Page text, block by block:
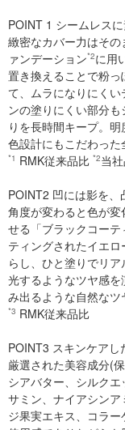
POINT 1 シームレス
緻密なカバー力はそ
ァンデーション*2に用
置き換えることで粉
て、ムラになりにく
ンの塗りにくい部分
りを長時間キープ。
色設計にもこだわった
*1 RMK従来品比 *2当
POINT2 凹には影を、
角度が変わると色が
せる「ブラックコー
ティングされたイエ
らし、ひと塗りでリ
光するようなツヤ感
み出るような自然なツ
*3 RMK従来品比
POINT3 スキンケアし
厳選された美容成分(保
シアバター、シルク
サミン、ナイアシン
ジ果実エキス、コラ